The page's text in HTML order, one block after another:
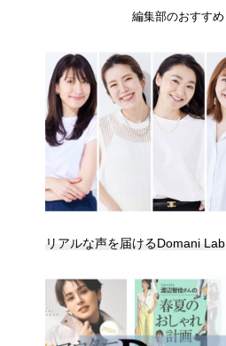
編集部のおすすめ
リアルな声を届けるDomani Lab